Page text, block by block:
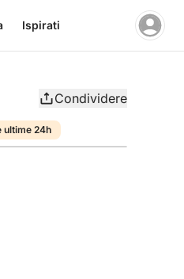
Ispirati
Condividere
ultime 24h